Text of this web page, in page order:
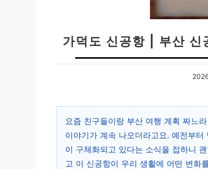
가덕도 신공항 | 부산 신
요즘 친구들이랑 부산 여행 계획 짜느
이야기가 계속 나오더라고요. 예전부
이 구체화되고 있다는 소식을 접하니
고 이 신공항이 우리 생활에 어떤 변화